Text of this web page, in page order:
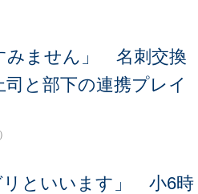
みません」 名刺交換
と部下の連携プレイ
リといいます」 小6時